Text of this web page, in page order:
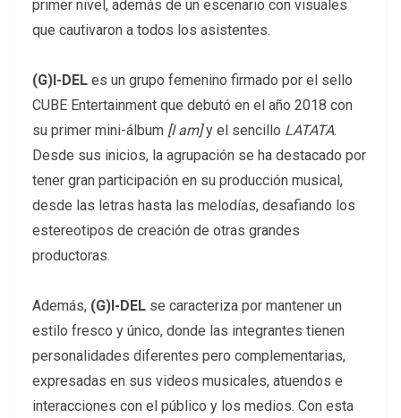
primer nivel, además de un escenario con visuales
que cautivaron a todos los asistentes.
(G)I-DEL es un grupo femenino firmado por el sello
CUBE Entertainment que debutó en el año 2018 con
su primer mini-álbum [I am]y el sencillo LATATA.
Desde sus inicios, la agrupación se ha destacado por
tener gran participación en su producción musical,
desde las letras hasta las melodías, desafiando los
estereotipos de creación de otras grandes
productoras.
Además, (G)I-DEL se caracteriza por mantener un
estilo fresco y único, donde las integrantes tienen
personalidades diferentes pero complementarias,
expresadas en sus videos musicales, atuendos e
interacciones con el público y los medios. Con esta